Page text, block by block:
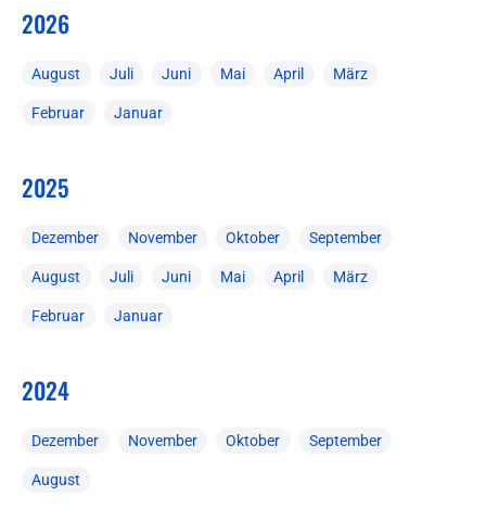
2026
August Juli Juni Mai April März
Februar Januar
2025
Dezember November Oktober September
August Juli Juni Mai April März
Februar Januar
2024
Dezember November Oktober September
August